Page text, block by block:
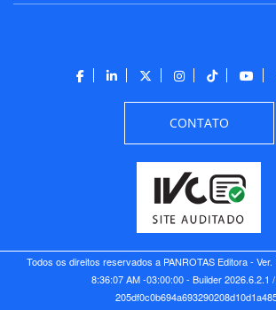
CONTATO
Todos os direitos reservados a PANROTAS Editora - Ver.
8:36:07 AM -03:00:00 - Builder 2026.6.2.1